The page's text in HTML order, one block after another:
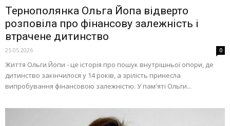
Тернополянка Ольга Йопа відверто
розповіла про фінансову залежність і
втрачене дитинство
25.05.2026 0
Життя Ольги Йопи - це історія про пошук внутрішньої опори, де
дитинство закінчилося у 14 років, а зрілість принесла
випробування фінансовою залежністю. У пам'яті Ольги...